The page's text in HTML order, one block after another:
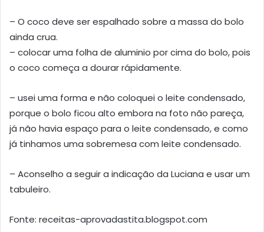
– O coco deve ser espalhado sobre a massa do bolo
ainda crua.
– colocar uma folha de aluminio por cima do bolo, pois
o coco começa a dourar rápidamente.
– usei uma forma e não coloquei o leite condensado,
porque o bolo ficou alto embora na foto não pareça,
já não havia espaço para o leite condensado, e como
já tinhamos uma sobremesa com leite condensado.
– Aconselho a seguir a indicação da Luciana e usar um
tabuleiro.
Fonte: receitas-aprovadastita.blogspot.com